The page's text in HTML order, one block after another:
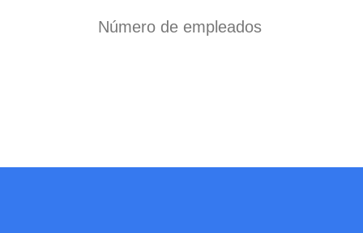
Número de empleados